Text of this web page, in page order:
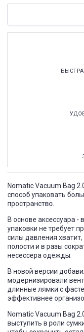
Nomatic Vacuum Bag
способ упаковать
пространство.
В основе аксессуара -
упаковки не требует
силы давления
полости и в разы
несессера одежды.
В новой версии
модернизировали
длинные лямки с
эффективнее
Nomatic Vacuum Bag
выступить в роли